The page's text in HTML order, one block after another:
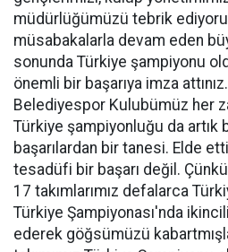
müdürlüğümüzü tebrik
müsabakalarla devam eden
sonunda Türkiye şampiyonu
önemli bir başarıya imza
Belediyespor Kulubümüz her
Türkiye şampiyonluğu da artık
başarılardan bir tanesi. Elde
tesadüfi bir başarı değil.
17 takımlarımız defalarca
Türkiye Şampiyonası'nda
ederek göğsümüzü